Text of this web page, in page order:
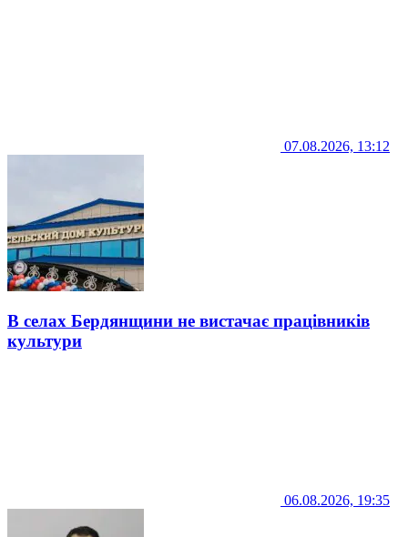
07.08.2026, 13:12
В селах Бердянщини не вистачає працівників
культури
06.08.2026, 19:35